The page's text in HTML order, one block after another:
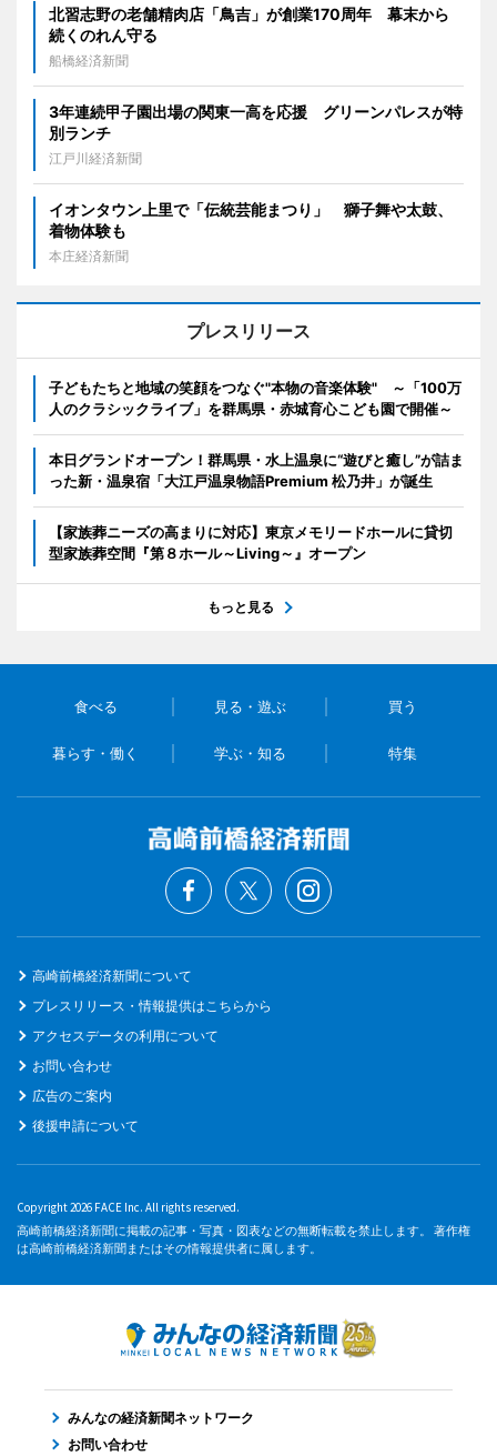
北習志野の老舗精肉店「鳥吉」が創業170周年 幕末から
続くのれん守る
船橋経済新聞
3年連続甲子園出場の関東一高を応援 グリーンパレスが特
別ランチ
江戸川経済新聞
イオンタウン上里で「伝統芸能まつり」 獅子舞や太鼓、
着物体験も
本庄経済新聞
プレスリリース
子どもたちと地域の笑顔をつなぐ"本物の音楽体験" ～「100万
人のクラシックライブ」を群馬県・赤城育心こども園で開催～
本日グランドオープン！群馬県・水上温泉に“遊びと癒し”が詰ま
った新・温泉宿「大江戸温泉物語Premium 松乃井」が誕生
【家族葬ニーズの高まりに対応】東京メモリードホールに貸切
型家族葬空間『第８ホール～Living～』オープン
もっと見る
食べる 見る・遊ぶ 買う
暮らす・働く 学ぶ・知る 特集
高崎前橋経済新聞について
プレスリリース・情報提供はこちらから
アクセスデータの利用について
お問い合わせ
広告のご案内
後援申請について
Copyright 2026 FACE Inc. All rights reserved.
高崎前橋経済新聞に掲載の記事・写真・図表などの無断転載を禁止します。 著作権
は高崎前橋経済新聞またはその情報提供者に属します。
みんなの経済新聞ネットワーク
お問い合わせ